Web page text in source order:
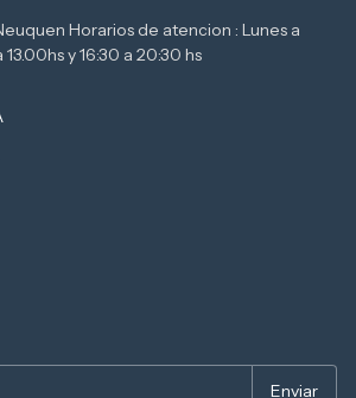
Horarios de atencion : Lunes a